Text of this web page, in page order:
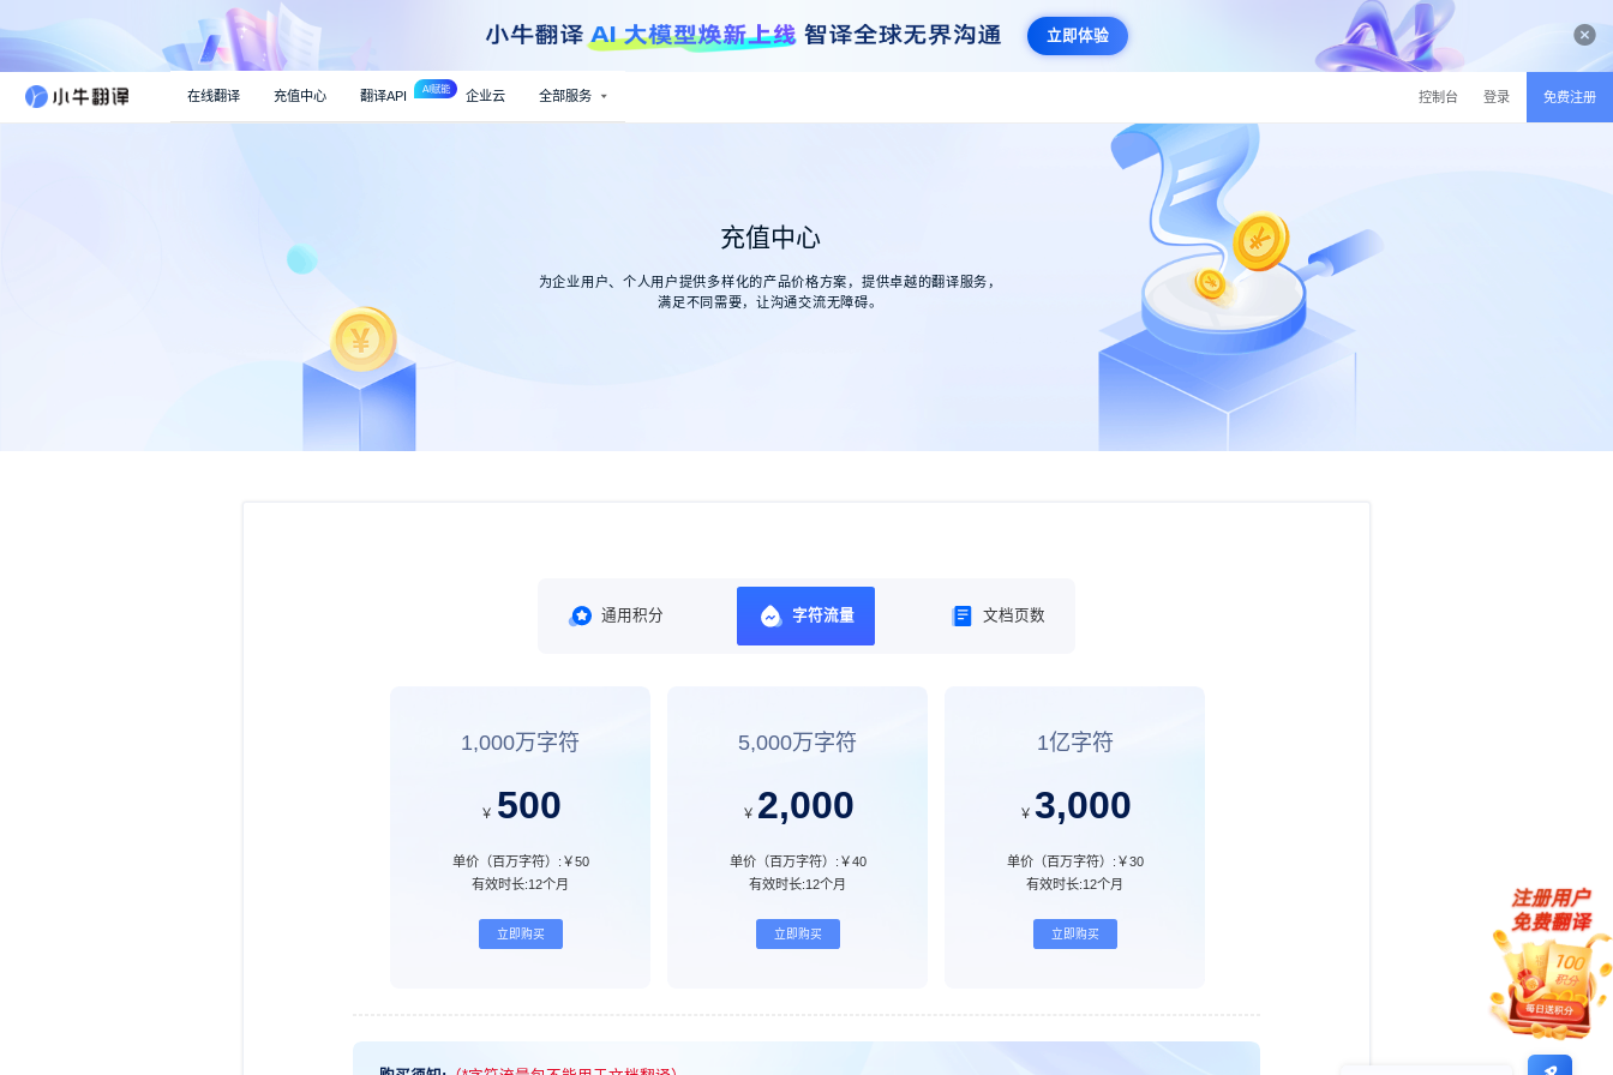
立即体验
在线翻译 充值中心 翻译API AI赋能 企业云 全部服务 控制台 登录 免费注册
充值中心
为企业用户、个人用户提供多样化的产品价格方案，提供卓越的翻译服务，
满足不同需要，让沟通交流无障碍。
通用积分 字符流量 文档页数
1,000万字符
￥ 500
单价（百万字符）: ￥50
有效时长:12个月
立即购买
5,000万字符
￥ 2,000
单价（百万字符）: ￥40
有效时长:12个月
立即购买
1亿字符
￥ 3,000
单价（百万字符）: ￥30
有效时长:12个月
立即购买